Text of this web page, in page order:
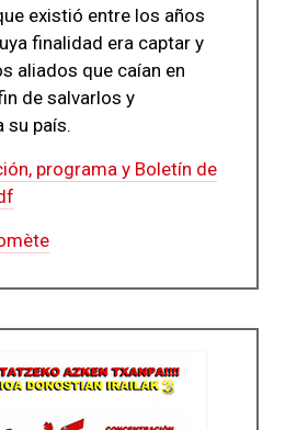
existió entre los años
finalidad era captar y
aliados que caían en
de salvarlos y
su país.
programa y Boletín de